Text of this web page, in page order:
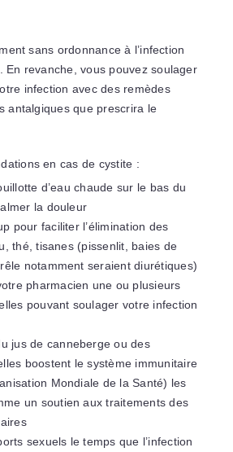
sans ordonnance à l’infection
En revanche, vous pouvez soulager
infection avec des remèdes
antalgiques que prescrira le
en cas de cystite :
d’eau chaude sur le bas du
la douleur
pour faciliter l’élimination des
thé, tisanes (pissenlit, baies de
notamment seraient diurétiques)
pharmacien une ou plusieurs
pouvant soulager votre infection
jus de canneberge ou des
boostent le système immunitaire
Mondiale de la Santé) les
un soutien aux traitements des
sexuels le temps que l’infection